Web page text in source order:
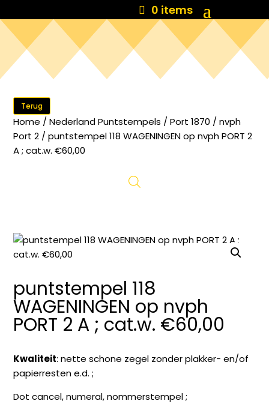
0 items
Terug
Home /Nederland Puntstempels /Port 1870 /nvph
Port 2 / puntstempel 118 WAGENINGEN op nvph PORT 2
A ; cat.w. €60,00
puntstempel 118
WAGENINGEN op nvph
PORT 2 A ; cat.w. €60,00
Kwaliteit: nette schone zegel zonder plakker- en/of
papierresten e.d. ;
Dot cancel, numeral, nommerstempel ;